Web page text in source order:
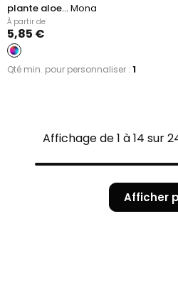
plante aloe...Mona
À partir de
5,85 €
Qté min. pour personnaliser : 1
Affichage de 1 à 14 sur
Afficher